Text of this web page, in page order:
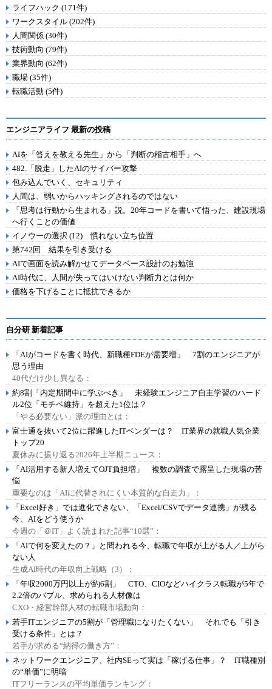
ライフハック (171件)
ワークスタイル (202件)
人間関係 (30件)
技術動向 (79件)
業界動向 (62件)
職場 (35件)
転職活動 (5件)
エンジニアライフ 最新の投稿
AIを「答えを教える先生」から「判断の稽古相手」へ
482.「脱走」したAIのサイバー攻撃
包み込んでいく、セキュリティ
人間は、弱いからハッキングされるのではない
「思考は行動から生まれる」説。20年コードを書いて悟った、建設現場
へ行くことの価値
イノウーの選択 (12) 慣れない立ち位置
第742回 結果を引き受ける
AIで画面を読み解かせてデータベース設計のお勉強
AI時代に、人間が失ってはいけない判断力とは何か
価格を下げることに抵抗できるか
自分研 新着記事
「AIがコードを書く時代、新職種FDEが需要増」 7割のエンジニアが
思う理由
40代だけ少し異なる：
約8割「内定期間中に学ぶべき」 未経験エンジニア自主学習のハード
ル2位「モチベ維持」を超えた1位は？
「やる必要ない」派の理由とは：
富士通を抜いて2位に躍進したITベンダーは？ IT業界の就職人気企業
トップ20
夏休みに振り返る2026年上半期ニュース：
「AI活用する新人増えてOJT負担増」 複数の調査で露呈した現場の苦
悩
重要なのは「AIに代替されにくい本質的な自走力」：
「Excel好き」では進化できない、「Excel/CSVでデータ連携」が残る
今、AIをどう使うか
今週の「＠IT」よく読まれた記事“10選”：
「AIで何を変えたの？」と問われる今、転職で年収が上がる人／上がら
ない人
生成AI時代の年収向上戦略（3）：
「年収2000万円以上が約6割」 CTO、CIOなどハイクラス転職が5年で
2.2倍のバブル、求められる人材像は
CXO・経営幹部人材の転職市場動向：
若手ITエンジニアの5割が「管理職になりたくない」 それでも「引き
受ける条件」とは？
若手が求める“納得の働き方”：
ネットワークエンジニア、社内SEって実は「稼げる仕事」？ IT職種別
の“単価”に明暗
ITフリーランスの平均単価ランキング：